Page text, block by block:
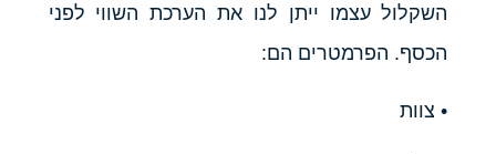
השקלול עצמו ייתן לנו את הערכת השווי לפני
הכסף. הפרמטרים הם:
• צוות